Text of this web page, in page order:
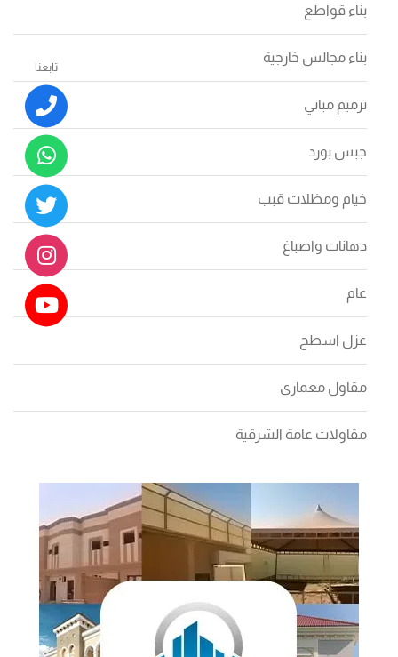
بناء قواطع
بناء مجالس خارجية
ترميم مباني
جبس بورد
خيام ومظلات قبب
دهانات واصباغ
عام
عزل اسطح
مقاول معماري
مقاولات عامة الشرقية
تابعنا